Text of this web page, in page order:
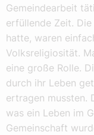
Gemeindearbeit
erfüllende Zeit.
hatte, waren
Volksreligiosität.
eine große Rolle.
durch ihr Leben
ertragen mussten.
was ein Leben im
Gemeinschaft